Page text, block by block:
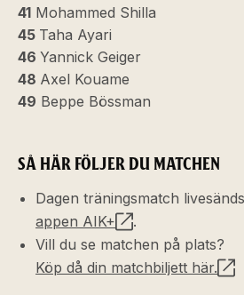
41 Mohammed Shilla
45 Taha Ayari
46 Yannick Geiger
48 Axel Kouame
49 Beppe Bössman
SÅ HÄR FÖLJER DU MATCHEN
Dagen träningsmatch
appen AIK+
.
Vill du se matchen på plats?
Köp då din matchbiljett här.